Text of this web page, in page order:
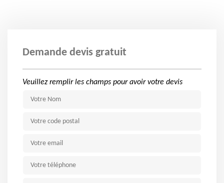
Demande devis gratuit
Veuillez remplir les champs pour avoir votre devis